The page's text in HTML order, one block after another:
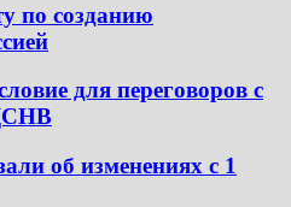
по созданию
для переговоров с
об изменениях с 1